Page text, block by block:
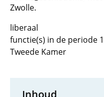
Zwolle.
liberaal
functie(s) in de periode
Tweede Kamer
Inhoud